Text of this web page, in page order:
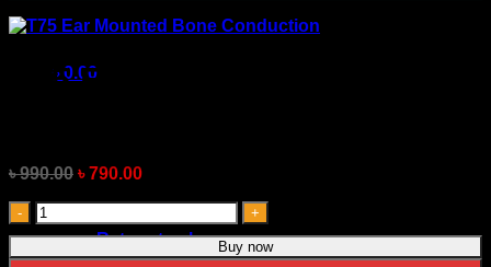
৳0.00
No products in the cart.
Return to shop
T75 Ear Mounted Bone
৳990.00 Original
৳ 990.00.
৳790.00Current
৳ 790.00.
T75
Ear
Buy now